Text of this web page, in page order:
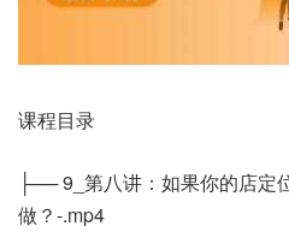
课程目录
├── 9_第八讲：如果你的店定
做？-.mp4